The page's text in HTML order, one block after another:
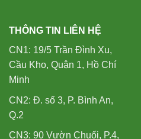
THÔNG TIN LIÊN HỆ
CN1: 19/5 Trần Đình Xu,
Cầu Kho, Quận 1, Hồ Chí
Minh
CN2: Đ. số 3, P. Bình An,
Q.2
CN3: 90 Vườn Chuối, P.4,